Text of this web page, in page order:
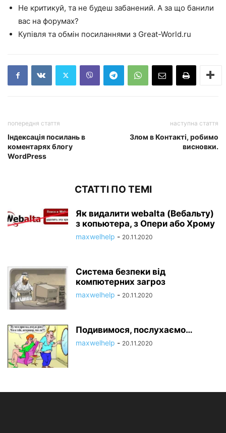
Не критикуй, та не будеш забанений. А за що банили
вас на форумах?
Купівля та обмін посиланнями з Great-World.ru
попередня стаття
Індексація посилань в
коментарях блогу
WordPress
наступна стаття
Злом в Контакті, робимо
висновки.
СТАТТІ ПО ТЕМІ
Як видалити webalta (Вебальту)
з копьютера, з Опери або Хрому
maxwelhelp - 20.11.2020
Система безпеки від
компютерних загроз
maxwelhelp - 20.11.2020
Подивимося, послухаємо…
maxwelhelp - 20.11.2020